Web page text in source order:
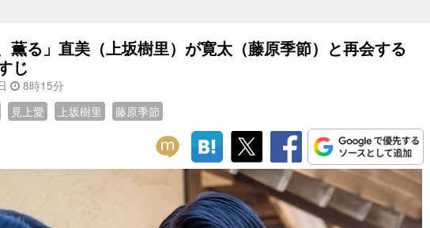
薫る」直美（上坂樹里）が寛太（藤原季節）と再会する
じ
8時15分
見上愛 上坂樹里 藤原季節